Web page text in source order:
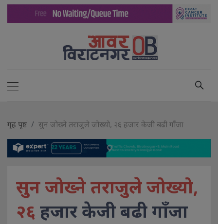
गृह पृष्ट सुन जोख्ने तराजुले जोख्यो, २६ हजार केजी बढी गाँजा
सुन जोख्ने तराजुले जोख्यो,
२६ हजार केजी बढी गाँजा